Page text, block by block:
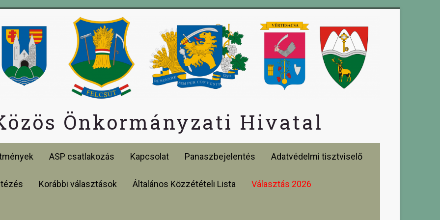
Önkormányzati Hivatal
ASP csatlakozás Kapcsolat Panaszbejelentés Adatvédelmi tisztviselő
Korábbi választások Általános Közzétételi Lista Választás 2026